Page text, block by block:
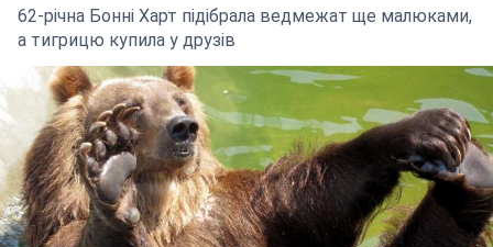
62-річна Бонні Харт підібрала ведмежат ще малюками,
а тигрицю купила у друзів